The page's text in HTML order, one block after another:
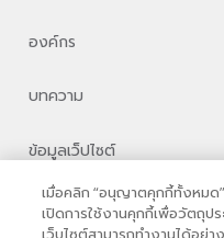
องค์กร
บทความ
ข้อมูลเว็ปไซต์
เมื่อคลิก “อนุญาตคุกกี้ทั้งหมด
เปิดการใช้งานคุกกี้เพื่อวัตถุป
เว็บไซต์สามารถทำงานได้อย่